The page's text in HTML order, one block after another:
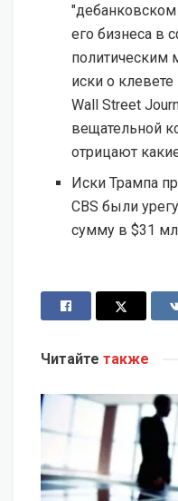
его бизнеса в
политическим
иски о
Wall Street
вещательной
отрицают
Иски Трампа
CBS были
сумму в $31
Читайте также